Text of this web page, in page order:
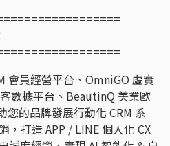
會員經營平台、OmniGO 虛實
數據平台、BeautinQ 美業歐
的品牌發展行動化 CRM 系
，打造 APP / LINE 個人化 CX